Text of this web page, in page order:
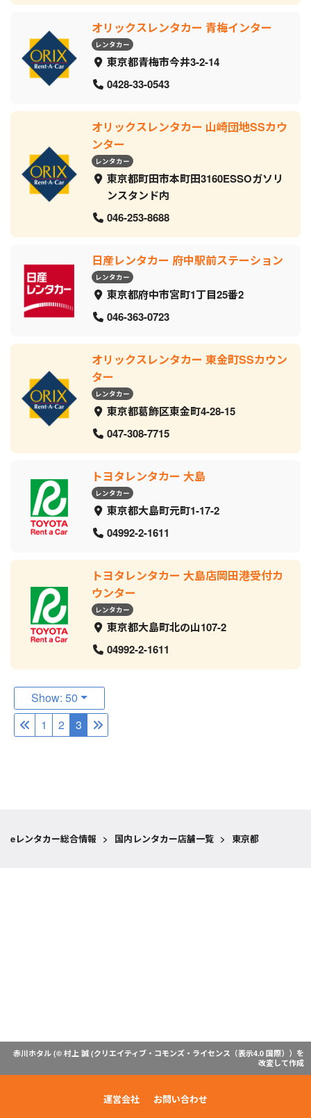
オリックスレンタカー 青梅インター
レンタカー
東京都青梅市今井3-2-14
0428-33-0543
オリックスレンタカー 山崎団地SSカウ
ンター
レンタカー
東京都町田市本町田3160ESSOガソリ
ンスタンド内
046-253-8688
日産レンタカー 府中駅前ステーション
レンタカー
東京都府中市宮町1丁目25番2
046-363-0723
オリックスレンタカー 東金町SSカウン
ター
レンタカー
東京都葛飾区東金町4-28-15
047-308-7715
トヨタレンタカー 大島
レンタカー
東京都大島町元町1-17-2
04992-2-1611
トヨタレンタカー 大島店岡田港受付カ
ウンター
レンタカー
東京都大島町北の山107-2
04992-2-1611
Show: 50
1
2 3
eレンタカー総合情報 > 国内レンタカー店舗一覧 > 東京都
赤川ホタル (© 村上 誠 (クリエイティブ・コモンズ・ライセンス（表示4.0 国際） ）を
改変して作成
運営会社 お問い合わせ